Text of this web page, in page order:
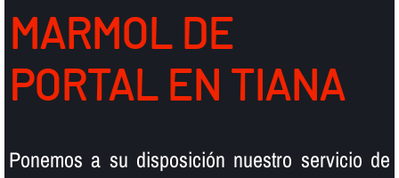
MARMOL DE
PORTAL EN TIANA
Ponemos a su disposición nuestro servicio de